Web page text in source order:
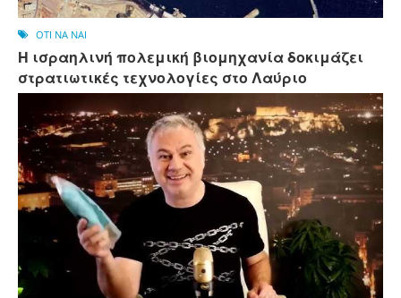
OTI NA NAI
Η ισραηλινή πολεμική βιομηχανία δοκιμάζει
στρατιωτικές τεχνολογίες στο Λαύριο